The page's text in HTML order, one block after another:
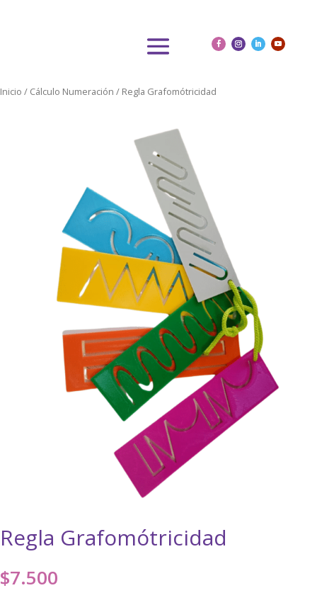
Inicio / Cálculo Numeración / Regla Grafomótricidad
Regla Grafomótricidad
$7.500